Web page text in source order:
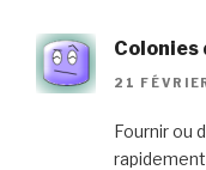
Colonies
21
Fournir ou
rapidement